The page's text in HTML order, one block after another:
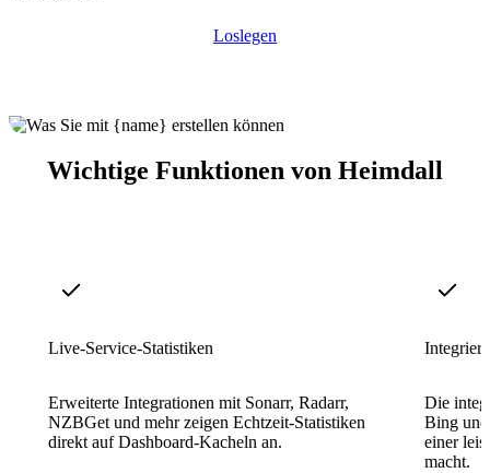
Loslegen
Wichtige Funktionen von Heimdall
Live-Service-Statistiken
Erweiterte Integrationen mit Sonarr, Radarr,
NZBGet und mehr zeigen Echtzeit-Statistiken
direkt auf Dashboard-Kacheln an.
Die
Bing
einer
macht.